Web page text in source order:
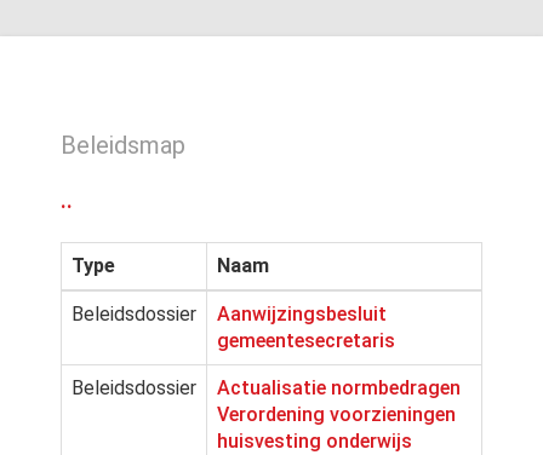
Beleidsmap
..
Type Naam
Beleidsdossier
Aanwijzingsbesluit
gemeentesecretaris
Beleidsdossier
Actualisatie normbedragen
Verordening voorzieningen
huisvesting onderwijs